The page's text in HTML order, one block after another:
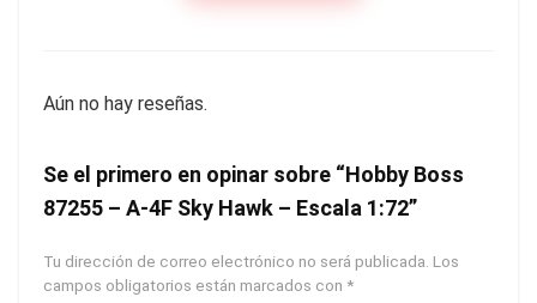
Aún no hay reseñas.
Se el primero en opinar sobre “Hobby Boss
87255 – A-4F Sky Hawk – Escala 1:72”
Tu dirección de correo electrónico no será publicada. Los
campos obligatorios están marcados con *